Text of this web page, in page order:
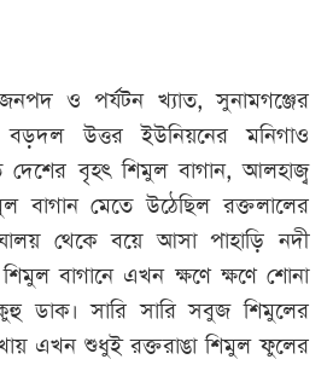
জনপদ ও পর্যটন খ্যাত, সুনামগঞ্জের
উত্তর ইউনিয়নের মনিগাও
বৃহৎ শিমুল বাগান, আলহাজ্ব
বাগান মেতে উঠেছিল রক্তলালের
থেকে বয়ে আসা পাহাড়ি নদী
বাগানে এখন ক্ষণে ক্ষণে শোনা
ডাক। সারি সারি সবুজ শিমুলের
এখন শুধুই রক্তরাঙা শিমুল ফুলের